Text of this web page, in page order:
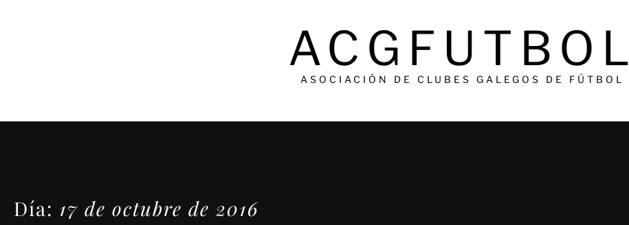
ACGFUTBOL
ASOCIACIÓN DE CLUBES GALEGOS DE FÚTBOL
Día: 17 de octubre de 2016